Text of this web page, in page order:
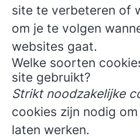
site te verbeteren of
om je te volgen
websites gaat.
Welke soorten
site gebruikt?
Strikt noodzakelijke
cookies zijn nodig
laten werken.